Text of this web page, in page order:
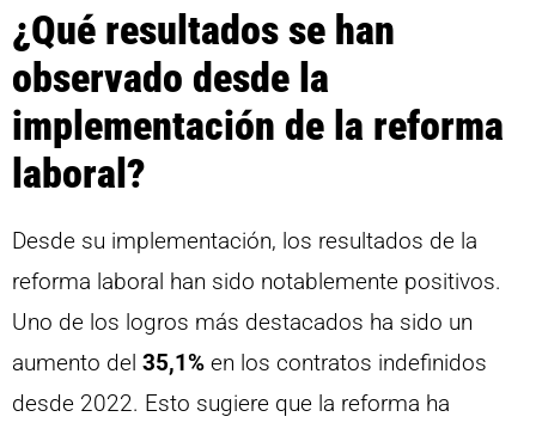
¿Qué resultados se han
observado desde la
implementación de la reforma
laboral?
Desde su implementación, los resultados de la
reforma laboral han sido notablemente positivos.
Uno de los logros más destacados ha sido un
aumento del 35,1% en los contratos indefinidos
desde 2022. Esto sugiere que la reforma ha